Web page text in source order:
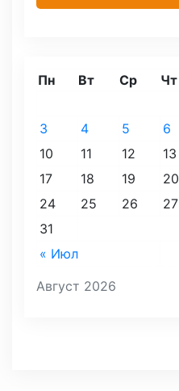
Август 2026
Пн Вт Ср Чт
« Июл
3
4 5 6
10
11 12 13
17
18 19 20
24
25 26 27
31